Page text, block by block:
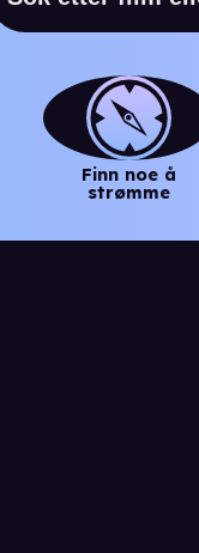
Finn noe å
strømme